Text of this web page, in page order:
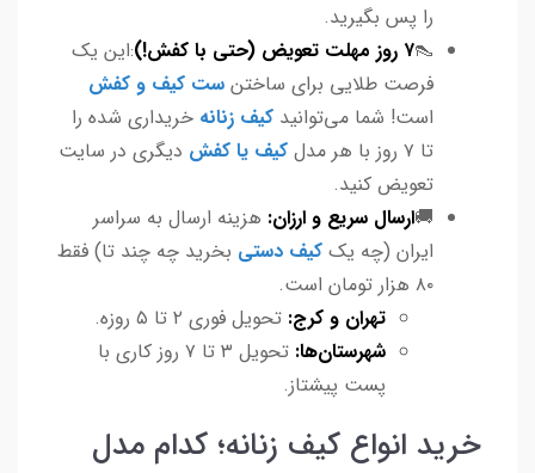
را پس بگیرید.
👠۷ روز مهلت تعویض (حتی با کفش!)
:این یک
فرصت طلایی برای ساختن ست کیف و کفش
است! شما می‌توانید کیف زنانه خریداری شده را
تا ۷ روز با هر مدل
کیف یا کفش دیگری در سایت
تعویض کنید.
🚚ارسال سریع و ارزان: هزینه ارسال به سراسر
ایران (چه یک کیف دستی بخرید چه چند تا) فقط
۸۰ هزار تومان است.
تهران و کرج: تحویل فوری ۲ تا ۵ روزه.
شهرستان‌ها:
تحویل ۳ تا ۷ روز کاری با
پست پیشتاز.
خرید انواع کیف زنانه؛ کدام مدل